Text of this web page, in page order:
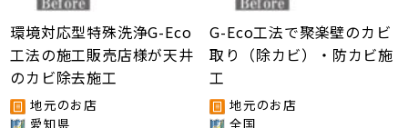
環境対応型特殊洗浄G-Eco
工法の施工販売店様が天井
のカビ除去施工
地元のお店
愛知県
G-Eco工法で聚楽壁のカビ
取り（除カビ）・防カビ施
工
地元のお店
全国